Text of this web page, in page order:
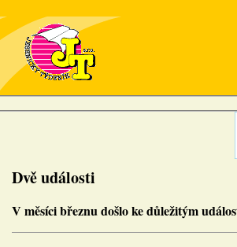
Dvě události
V měsíci březnu došlo ke důležitým